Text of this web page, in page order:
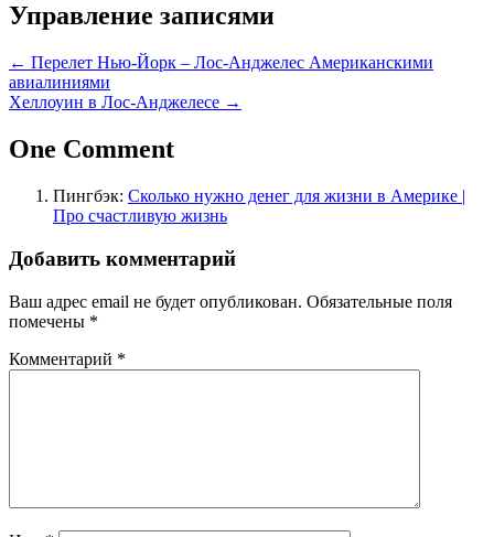
Управление записями
← Перелет Нью-Йорк – Лос-Анджелес Американскими
авиалиниями
Хеллоуин в Лос-Анджелесе →
One Comment
Пингбэк: Сколько нужно денег для жизни в Америке |
Про счастливую жизнь
Добавить комментарий
Ваш адрес email не будет опубликован. Обязательные поля
помечены *
Комментарий *